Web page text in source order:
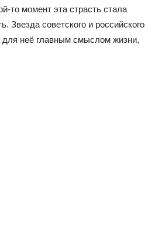
то момент эта страсть стала
Звезда советского и российского
для неё главным смыслом жизни,